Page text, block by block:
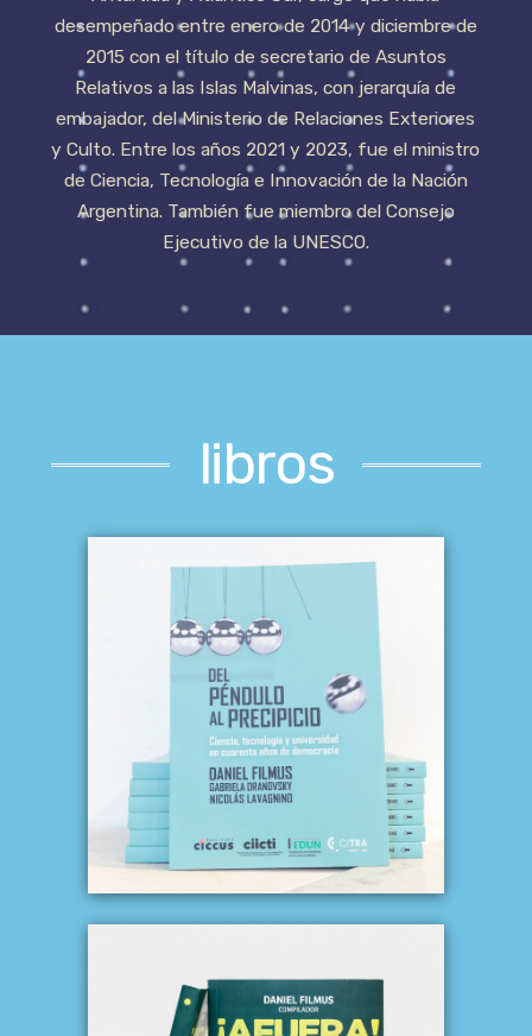
desempeñado entre enero de 2014 y diciembre de
2015 con el título de secretario de Asuntos
Relativos a las Islas Malvinas, con jerarquía de
embajador, del Ministerio de Relaciones Exteriores
y Culto.​ Entre los años 2021 y 2023, fue el ministro
de Ciencia, Tecnología e Innovación de la Nación
Argentina. También fue miembro del Consejo
Ejecutivo de la UNESCO.
libros